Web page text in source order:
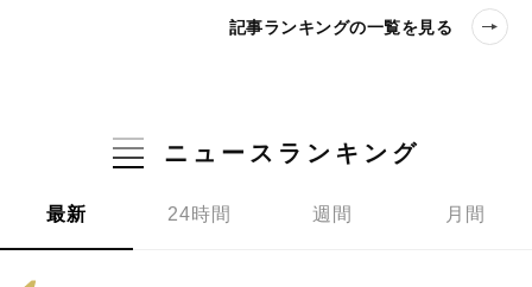
記事ランキングの一覧を見る
ニュースランキング
最新 24時間 週間 月間